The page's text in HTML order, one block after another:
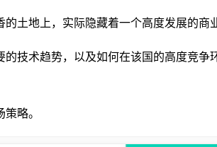
土地上，实际隐藏着一个高度发展的商
技术趋势，以及如何在该国的高度竞争
略。